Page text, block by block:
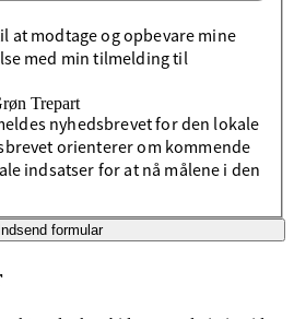
at modtage og opbevare mine
med min tilmelding til
Trepart
nyhedsbrevet for den lokale
orienterer om kommende
indsatser for at nå målene i den
Indsend formular